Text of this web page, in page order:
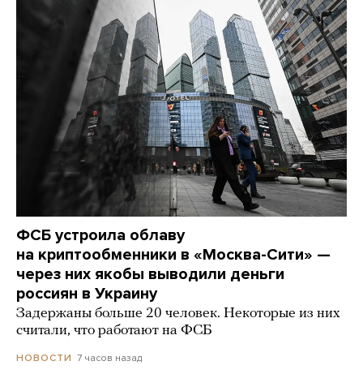
ФСБ устроила облаву
на криптообменники в «Москва-Сити» —
через них якобы выводили деньги
россиян в Украину
Задержаны больше 20 человек. Некоторые из них
считали, что работают на ФСБ
НОВОСТИ 7 часов назад